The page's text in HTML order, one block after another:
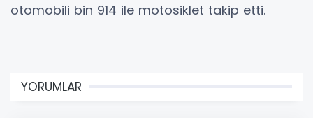
otomobili bin 914 ile motosiklet takip etti.
YORUMLAR